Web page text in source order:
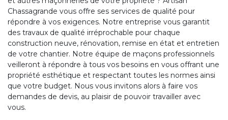
Chassagrande vous offre ses services de qualité pour
répondre à vos exigences. Notre entreprise vous garantit
des travaux de qualité irréprochable pour chaque
construction neuve, rénovation, remise en état et entretien
de votre chantier. Notre équipe de maçons professionnels
veilleront à répondre à tous vos besoins en vous offrant une
propriété esthétique et respectant toutes les normes ainsi
que votre budget. Nous vous invitons alors à faire vos
demandes de devis, au plaisir de pouvoir travailler avec
vous.